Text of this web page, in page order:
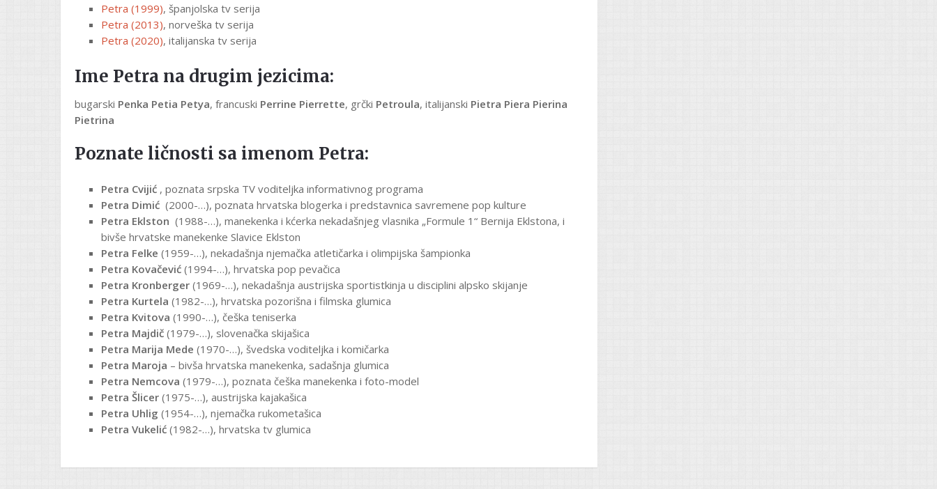
Petra (1999), španjolska tv serija
Petra (2013), norveška tv serija
Petra (2020), italijanska tv serija
Ime Petra na drugim jezicima:
bugarski Penka Petia Petya, francuski Perrine Pierrette, grčki Petroula, italijanski Pietra Piera Pierina
Pietrina
Poznate ličnosti sa imenom Petra:
Petra Cvijić, poznata srpska TV voditeljka informativnog programa
Petra Dimić(2000-…), poznata hrvatska blogerka i predstavnica savremene pop kulture
Petra Eklston (1988-…), manekenka i kćerka nekadašnjeg vlasnika „Formule 1“ Bernija Eklstona, i
bivše hrvatske manekenke Slavice Eklston
Petra Felke (1959-…), nekadašnja njemačka atletičarka i olimpijska šampionka
Petra Kovačević(1994-…), hrvatska pop pevačica
Petra Kronberger(1969-…), nekadašnja austrijska sportistkinja u disciplini alpsko skijanje
Petra Kurtela (1982-…), hrvatska pozorišna i filmska glumica
Petra Kvitova (1990-…), češka teniserka
Petra Majdič(1979-…), slovenačka skijašica
Petra Marija Mede (1970-…), švedska voditeljka i komičarka
Petra Maroja – bivša hrvatska manekenka, sadašnja glumica
Petra Nemcova (1979-…), poznata češka manekenka i foto-model
Petra Šlicer(1975-…), austrijska kajakašica
Petra Uhlig (1954-…), njemačka rukometašica
Petra Vukelić(1982-…), hrvatska tv glumica